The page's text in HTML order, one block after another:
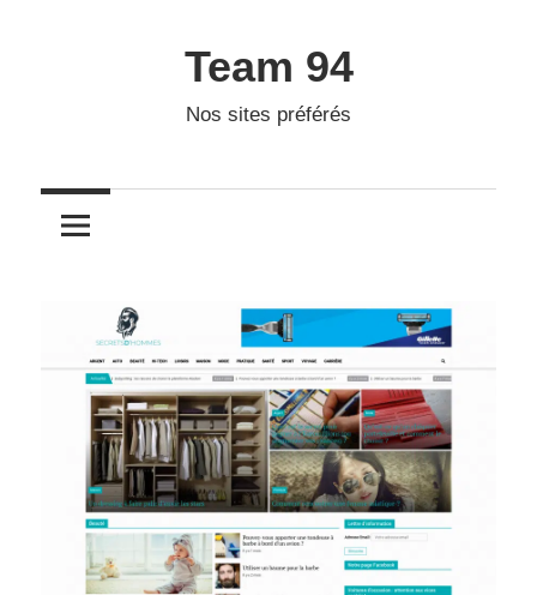
Team 94
Nos sites préférés